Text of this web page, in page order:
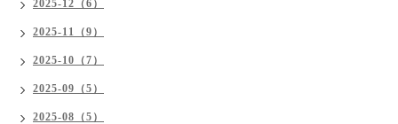
2025-12（6）
2025-11（9）
2025-10（7）
2025-09（5）
2025-08（5）